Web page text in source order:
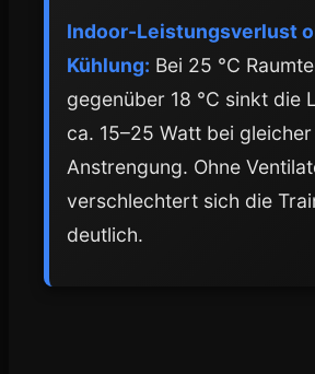
Indoor-Leistungsverlust
Kühlung: Bei 25 °C
gegenüber 18 °C sinkt die
ca. 15–25 Watt bei gleicher
Anstrengung. Ohne
verschlechtert sich die
deutlich.